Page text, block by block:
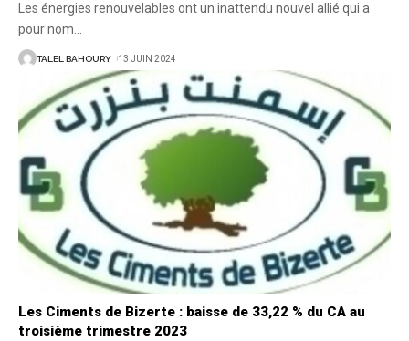
Les énergies renouvelables ont un inattendu nouvel allié qui a
pour nom…
TALEL BAHOURY 13 JUIN 2024
Les Ciments de Bizerte : baisse de 33,22 % du CA au
troisième trimestre 2023